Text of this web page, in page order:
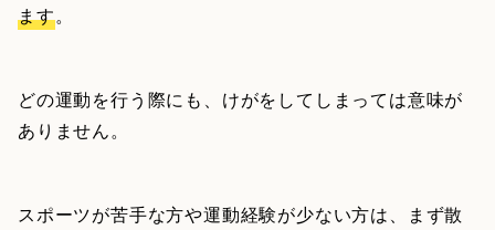
ます。
どの運動を行う際にも、けがをしてしまっては意味が
ありません。
スポーツが苦手な方や運動経験が少ない方は、まず散